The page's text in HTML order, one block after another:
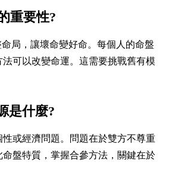
重要性?
局，讓壞命變好命。每個人的命盤
可以改變命運。這需要挑戰舊有模
是什麼?
或經濟問題。問題在於雙方不尊重
盤特質，掌握合參方法，關鍵在於